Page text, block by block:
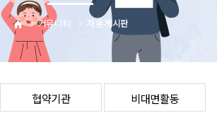
사이버자원봉사
협약기관 비대면활동
커뮤니티 자유게시판